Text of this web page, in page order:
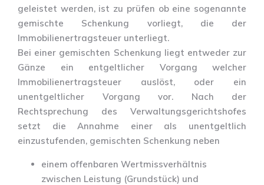
geleistet werden, ist zu prüfen ob eine sogenannte
gemischte Schenkung vorliegt, die der
Immobilienertragsteuer unterliegt.
Bei einer gemischten Schenkung liegt entweder zur
Gänze ein entgeltlicher Vorgang welcher
Immobilienertragsteuer auslöst, oder ein
unentgeltlicher Vorgang vor. Nach der
Rechtsprechung des Verwaltungsgerichtshofes
setzt die Annahme einer als unentgeltlich
einzustufenden, gemischten Schenkung neben
einem offenbaren Wertmissverhältnis
zwischen Leistung (Grundstück) und